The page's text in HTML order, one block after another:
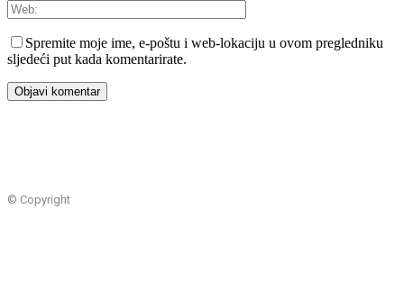
Spremite moje ime, e-poštu i web-lokaciju u ovom pregledniku
sljedeći put kada komentarirate.
© Copyright